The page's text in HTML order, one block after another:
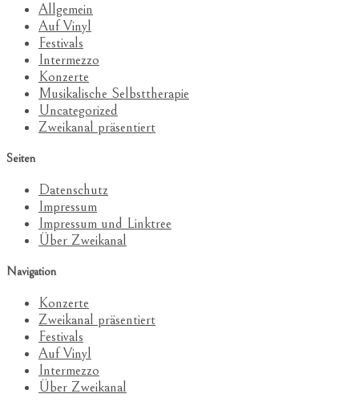
Allgemein
Auf Vinyl
Festivals
Intermezzo
Konzerte
Musikalische Selbsttherapie
Uncategorized
Zweikanal präsentiert
Seiten
Datenschutz
Impressum
Impressum und Linktree
Über Zweikanal
Navigation
Konzerte
Zweikanal präsentiert
Festivals
Auf Vinyl
Intermezzo
Über Zweikanal